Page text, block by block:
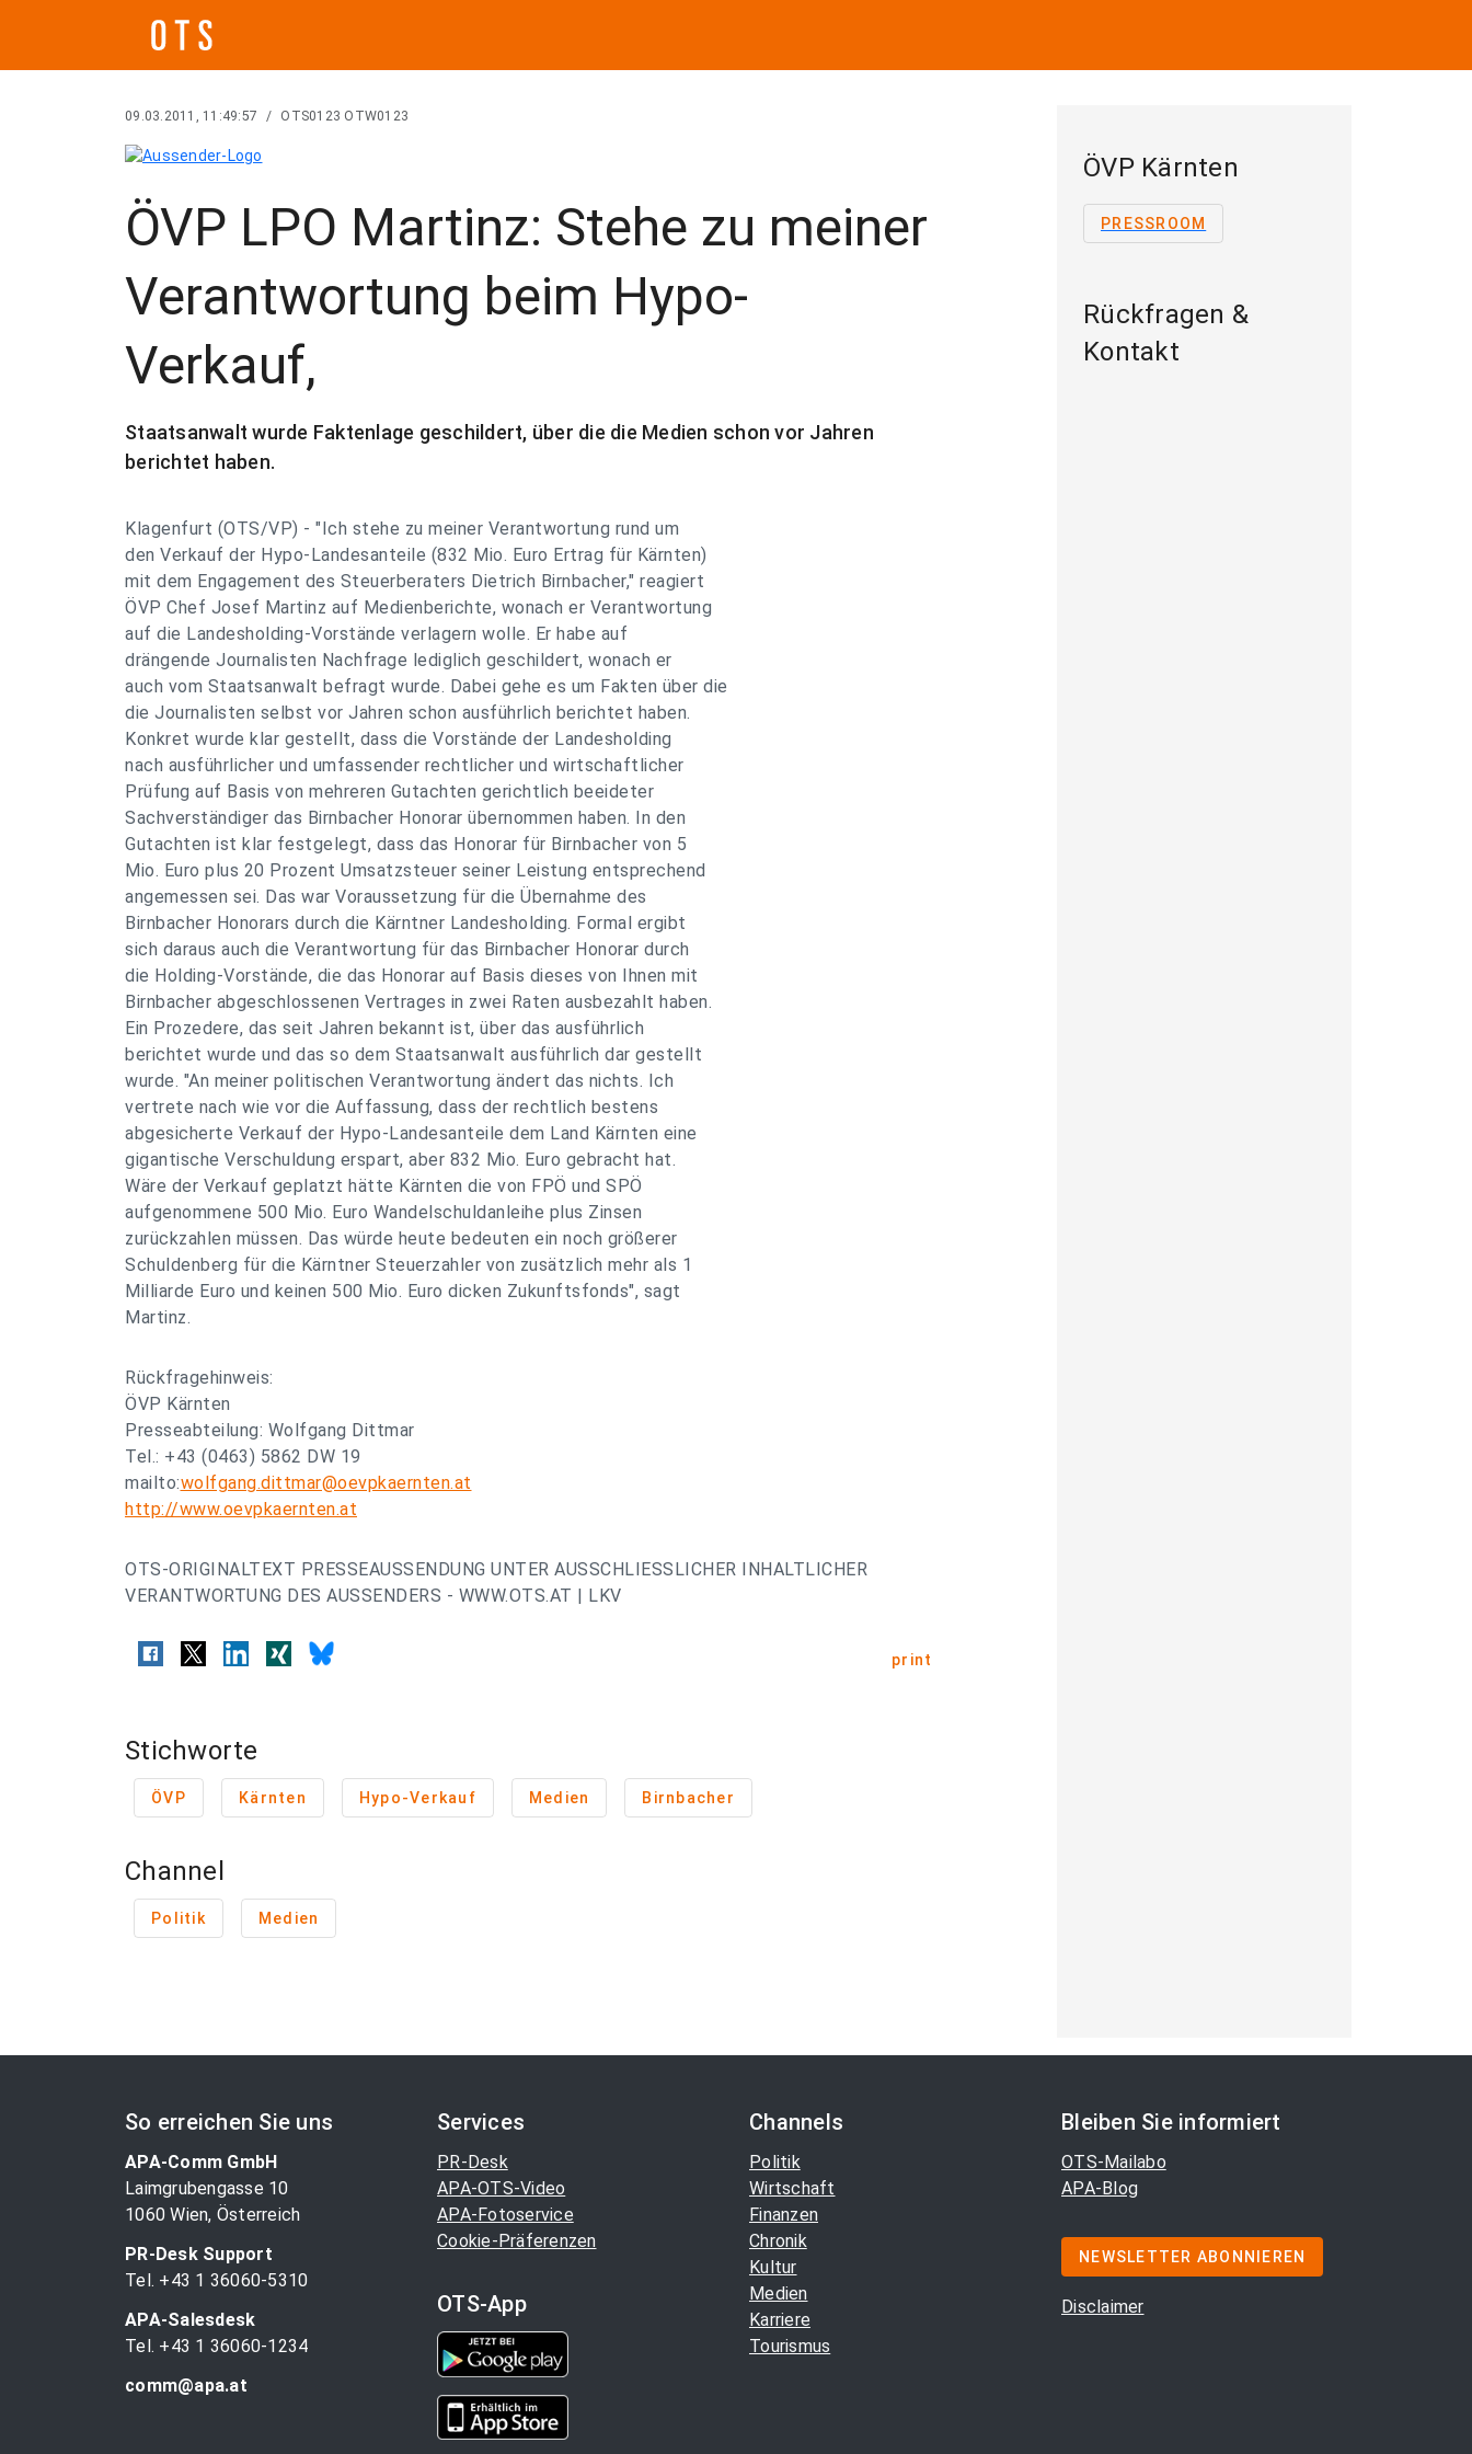
09.03.2011, 11:49:57 / OTS0123 OTW0123
ÖVP LPO Martinz: Stehe zu meiner
Verantwortung beim Hypo-
Verkauf,
Staatsanwalt wurde Faktenlage geschildert, über die die Medien schon vor Jahren
berichtet haben.
Klagenfurt (OTS/VP) - "Ich stehe zu meiner Verantwortung rund um
den Verkauf der Hypo-Landesanteile (832 Mio. Euro Ertrag für Kärnten)
mit dem Engagement des Steuerberaters Dietrich Birnbacher," reagiert
ÖVP Chef Josef Martinz auf Medienberichte, wonach er Verantwortung
auf die Landesholding-Vorstände verlagern wolle. Er habe auf
drängende Journalisten Nachfrage lediglich geschildert, wonach er
auch vom Staatsanwalt befragt wurde. Dabei gehe es um Fakten über die
die Journalisten selbst vor Jahren schon ausführlich berichtet haben.
Konkret wurde klar gestellt, dass die Vorstände der Landesholding
nach ausführlicher und umfassender rechtlicher und wirtschaftlicher
Prüfung auf Basis von mehreren Gutachten gerichtlich beeideter
Sachverständiger das Birnbacher Honorar übernommen haben. In den
Gutachten ist klar festgelegt, dass das Honorar für Birnbacher von 5
Mio. Euro plus 20 Prozent Umsatzsteuer seiner Leistung entsprechend
angemessen sei. Das war Voraussetzung für die Übernahme des
Birnbacher Honorars durch die Kärntner Landesholding. Formal ergibt
sich daraus auch die Verantwortung für das Birnbacher Honorar durch
die Holding-Vorstände, die das Honorar auf Basis dieses von Ihnen mit
Birnbacher abgeschlossenen Vertrages in zwei Raten ausbezahlt haben.
Ein Prozedere, das seit Jahren bekannt ist, über das ausführlich
berichtet wurde und das so dem Staatsanwalt ausführlich dar gestellt
wurde. "An meiner politischen Verantwortung ändert das nichts. Ich
vertrete nach wie vor die Auffassung, dass der rechtlich bestens
abgesicherte Verkauf der Hypo-Landesanteile dem Land Kärnten eine
gigantische Verschuldung erspart, aber 832 Mio. Euro gebracht hat.
Wäre der Verkauf geplatzt hätte Kärnten die von FPÖ und SPÖ
aufgenommene 500 Mio. Euro Wandelschuldanleihe plus Zinsen
zurückzahlen müssen. Das würde heute bedeuten ein noch größerer
Schuldenberg für die Kärntner Steuerzahler von zusätzlich mehr als 1
Milliarde Euro und keinen 500 Mio. Euro dicken Zukunftsfonds", sagt
Martinz.
Rückfragehinweis:
ÖVP Kärnten
Presseabteilung: Wolfgang Dittmar
Tel.: +43 (0463) 5862 DW 19
mailto:wolfgang.dittmar@oevpkaernten.at
http://www.oevpkaernten.at
OTS-ORIGINALTEXT PRESSEAUSSENDUNG UNTER AUSSCHLIESSLICHER INHALTLICHER
VERANTWORTUNG DES AUSSENDERS - WWW.OTS.AT | LKV
print
Stichworte
ÖVP Kärnten Hypo-Verkauf Medien Birnbacher
Channel
Politik Medien
ÖVP Kärnten
PRESSROOM
Rückfragen &
Kontakt
So erreichen Sie uns
APA-Comm GmbH
Laimgrubengasse 10
1060 Wien, Österreich
PR-Desk Support
Tel. +43 1 36060-5310
APA-Salesdesk
Tel. +43 1 36060-1234
comm@apa.at
Services
PR-Desk
APA-OTS-Video
APA-Fotoservice
Cookie-Präferenzen
OTS-App
Channels
Politik
Wirtschaft
Finanzen
Chronik
Kultur
Medien
Karriere
Tourismus
Bleiben Sie informiert
OTS-Mailabo
APA-Blog
NEWSLETTER ABONNIEREN
Disclaimer